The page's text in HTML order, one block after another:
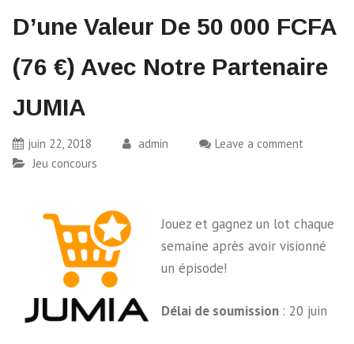
D’une Valeur De 50 000 FCFA
(76 €) Avec Notre Partenaire
JUMIA
juin 22, 2018 admin
Leave a comment
Jeu concours
Jouez et gagnez un lot chaque
semaine après avoir visionné
un épisode!
Délai de soumission : 20 juin